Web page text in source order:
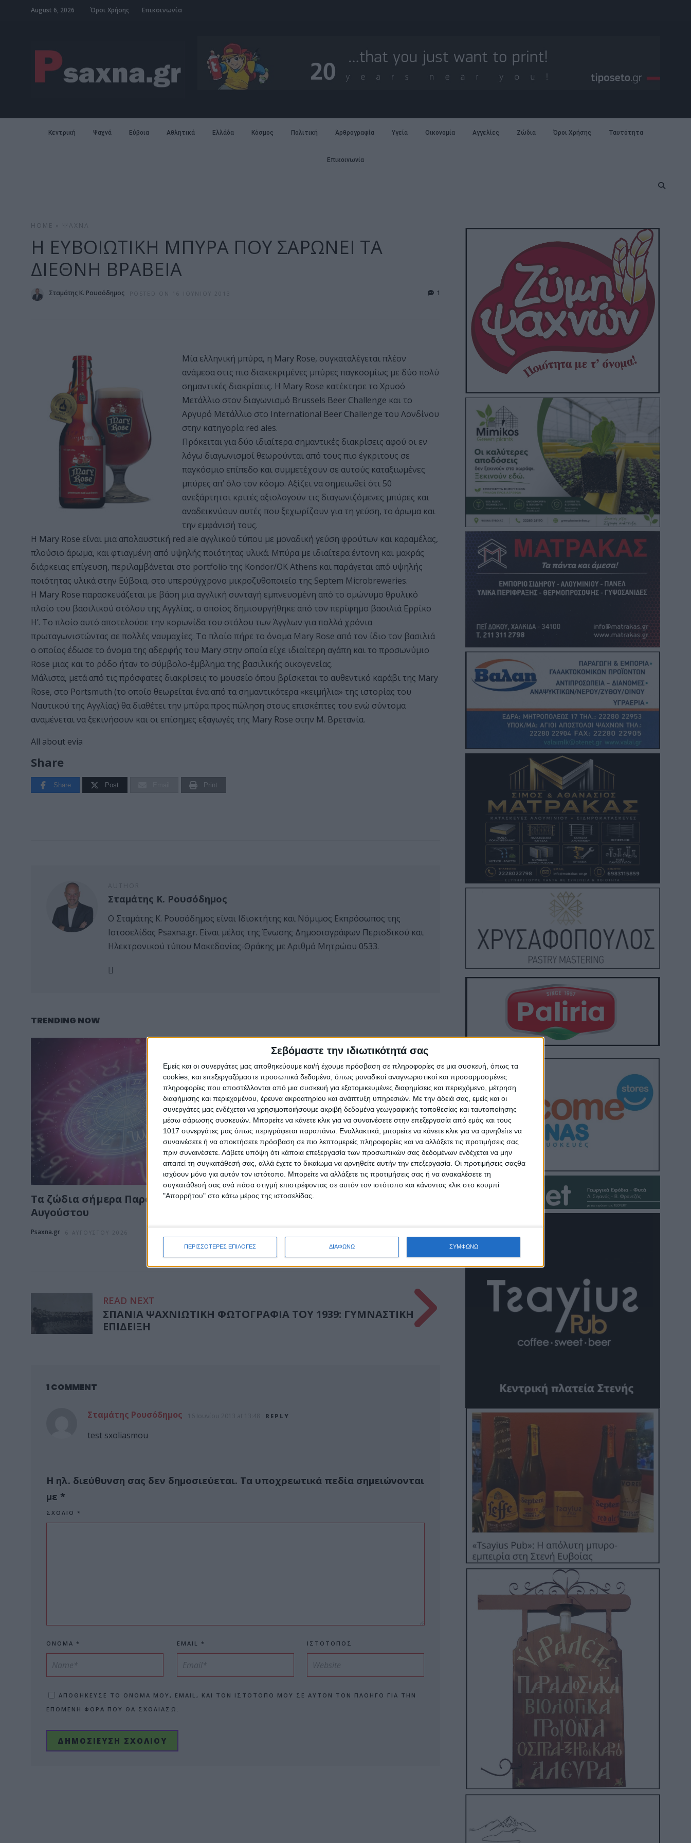
Σεβόμαστε την ιδιωτικότητά σας
Εμείς και οι συνεργάτες μας αποθηκεύουμε και/ή έχουμε πρόσβαση σε πληροφορίες σε μια συσκευή, όπως τα
cookies, και επεξεργαζόμαστε προσωπικά δεδομένα, όπως μοναδικοί αναγνωριστικοί και προσαρμοσμένες
πληροφορίες που αποστέλλονται από μια συσκευή για εξατομικευμένες διαφημίσεις και περιεχόμενο, μέτρηση
διαφήμισης και περιεχομένου, έρευνα ακροατηρίου και ανάπτυξη υπηρεσιών. Με την άδειά σας, εμείς και οι
συνεργάτες μας ενδέχεται να χρησιμοποιήσουμε ακριβή δεδομένα γεωγραφικής τοποθεσίας και ταυτοποίησης
μέσω σάρωσης συσκευών. Μπορείτε να κάνετε κλικ για να συναινέσετε στην επεξεργασία από εμάς και τους
1017 συνεργάτες μας όπως περιγράφεται παραπάνω. Εναλλακτικά, μπορείτε να κάνετε κλικ για να αρνηθείτε να
συναινέσετε ή να αποκτήσετε πρόσβαση σε πιο λεπτομερείς πληροφορίες και να αλλάξετε τις προτιμήσεις σας
πριν συναινέσετε. Λάβετε υπόψη ότι κάποια επεξεργασία των προσωπικών σας δεδομένων ενδέχεται να μην
απαιτεί τη συγκατάθεσή σας, αλλά έχετε το δικαίωμα να αρνηθείτε αυτήν την επεξεργασία. Οι προτιμήσεις σαςθα
ισχύουν μόνο για αυτόν τον ιστότοπο. Μπορείτε να αλλάξετε τις προτιμήσεις σας ή να ανακαλέσετε τη
συγκατάθεσή σας ανά πάσα στιγμή επιστρέφοντας σε αυτόν τον ιστότοπο και κάνοντας κλικ στο κουμπί
"Απορρήτου" στο κάτω μέρος της ιστοσελίδας.
ΠΕΡΙΣΣΟΤΕΡΕΣ ΕΠΙΛΟΓΕΣ ΔΙΑΦΩΝΩ ΣΥΜΦΩΝΩ
August 6, 2026 Όροι Χρήσης Επικοινωνία
Κεντρική Ψαχνά Εύβοια Αθλητικά Ελλάδα Κόσμος Πολιτική Άρθρογραφία Υγεία Οικονομία Αγγελίες Ζώδια Όροι Χρήσης Ταυτότητα
Επικοινωνία
HOME ΨΑΧΝΆ
Η ΕΥΒΟΙΩΤΙΚΗ ΜΠΥΡΑ ΠΟΥ ΣΑΡΩΝΕΙ ΤΑ
ΔΙΕΘΝΗ ΒΡΑΒΕΙΑ
Σταμάτης Κ. Ρουσόδημος POSTED ON 16 ΙΟΥΝΊΟΥ 2013 1
Μία ελληνική μπύρα, η Mary Rose, συγκαταλέγεται πλέον
ανάμεσα στις πιο διακεκριμένες μπύρες παγκοσμίως με δύο πολύ
σημαντικές διακρίσεις. Η Mary Rose κατέκτησε το Χρυσό
Μετάλλιο στον διαγωνισμό Brussels Beer Challenge και το
Αργυρό Μετάλλιο στο International Beer Challenge του Λονδίνου
στην κατηγορία red ales.
Πρόκειται για δύο ιδιαίτερα σημαντικές διακρίσεις αφού οι εν
λόγω διαγωνισμοί θεωρούνται από τους πιο έγκριτους σε
παγκόσμιο επίπεδο και συμμετέχουν σε αυτούς καταξιωμένες
μπύρες απ’ όλο τον κόσμο. Αξίζει να σημειωθεί ότι 50
ανεξάρτητοι κριτές αξιολογούν τις διαγωνιζόμενες μπύρες και
αναδεικνύουν αυτές που ξεχωρίζουν για τη γεύση, το άρωμα και
την εμφάνισή τους.
Η Mary Rose είναι μια απολαυστική red ale αγγλικού τύπου με μοναδική γεύση φρούτων και καραμέλας,
πλούσιο άρωμα, και φτιαγμένη από υψηλής ποιότητας υλικά. Μπύρα με ιδιαίτερα έντονη και μακράς
διάρκειας επίγευση, περιλαμβάνεται στο portfolio της Kondor/OK Athens και παράγεται από υψηλής
ποιότητας υλικά στην Εύβοια, στο υπερσύγχρονο μικροζυθοποιείο της Septem Microbreweries.
Η Mary Rose παρασκευάζεται με βάση μια αγγλική συνταγή εμπνευσμένη από το ομώνυμο θρυλικό
πλοίο του βασιλικού στόλου της Αγγλίας, ο οποίος δημιουργήθηκε από τον περίφημο βασιλιά Ερρίκο
Η’. Το πλοίο αυτό αποτελούσε την κορωνίδα του στόλου των Άγγλων για πολλά χρόνια
πρωταγωνιστώντας σε πολλές ναυμαχίες. Το πλοίο πήρε το όνομα Mary Rose από τον ίδιο τον βασιλιά
ο οποίος έδωσε το όνομα της αδερφής του Mary στην οποία είχε ιδιαίτερη αγάπη και το προσωνύμιο
Rose μιας και το ρόδο ήταν το σύμβολο-έμβλημα της βασιλικής οικογενείας.
Μάλιστα, μετά από τις πρόσφατες διακρίσεις το μουσείο όπου βρίσκεται το αυθεντικό καράβι της Mary
Rose, στο Portsmuth (το οποίο θεωρείται ένα από τα σημαντικότερα «κειμήλια» της ιστορίας του
Ναυτικού της Αγγλίας) θα διαθέτει την μπύρα προς πώληση στους επισκέπτες του ενώ σύντομα
αναμένεται να ξεκινήσουν και οι επίσημες εξαγωγές της Mary Rose στην Μ. Βρετανία.
All about evia
Share
Share Post Print
Σταμάτης Κ. Ρουσόδημος
Ο Σταμάτης Κ. Ρουσόδημος είναι Ιδιοκτήτης και Νόμιμος Εκπρόσωπος της
Ιστοσελίδας Psaxna.gr. Είναι μέλος της Ένωσης Δημοσιογράφων Περιοδικού και
Ηλεκτρονικού τύπου Μακεδονίας-Θράκης με Αριθμό Μητρώου 0533.
TRENDING NOW
Τα ζώδια σήμερα Παρασκευή 7
Αυγούστου
Psaxna.gr 6 ΑΥΓΟΎΣΤΟΥ 2026
Ξεκινούν εργασίες ολοκλήρωσης
του νέου κλειστού γυμναστηρίου
6 ΑΥΓΟΎΣΤΟΥ 2026
READ NEXT
ΣΠΑΝΙΑ ΨΑΧΝΙΩΤΙΚΗ ΦΩΤΟΓΡΑΦΙΑ ΤΟΥ 1939: ΓΥΜΝΑΣΤΙΚΗ
ΕΠΙΔΕΙΞΗ
1 COMMENT
Σταμάτης Ρουσόδημος REPLY
test sxoliasmou
Η ηλ. διεύθυνση σας δεν δημοσιεύεται. Τα υποχρεωτικά πεδία σημειώνονται
με *
ΣΧΌΛΙΟ *
ΌΝΟΜΑ * EMAIL * ΙΣΤΌΤΟΠΟΣ
ΑΠΟΘΉΚΕΥΣΕ ΤΟ ΌΝΟΜΆ ΜΟΥ, EMAIL, ΚΑΙ ΤΟΝ ΙΣΤΌΤΟΠΟ ΜΟΥ ΣΕ ΑΥΤΌΝ ΤΟΝ ΠΛΟΗΓΌ ΓΙΑ ΤΗΝ
ΕΠΌΜΕΝΗ ΦΟΡΆ ΠΟΥ ΘΑ ΣΧΟΛΙΆΣΩ.